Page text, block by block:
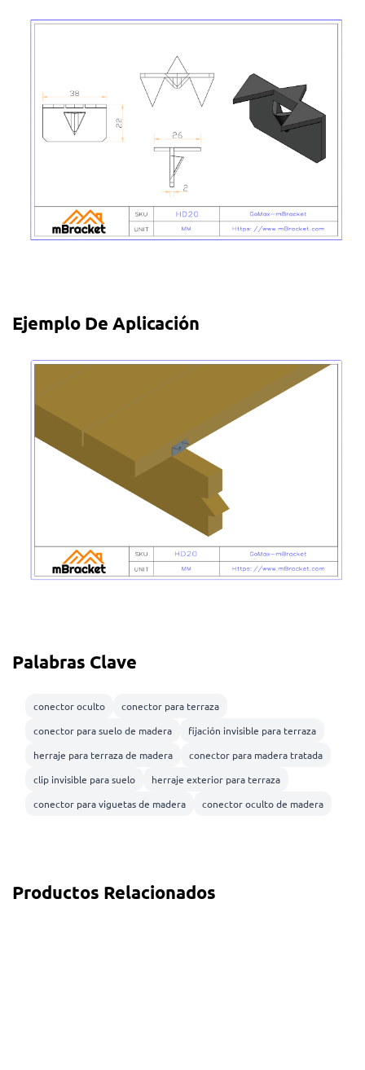
Ejemplo De Aplicación
Palabras Clave
conector oculto
conector para terraza
conector para suelo de madera
fijación invisible para terraza
herraje para terraza de madera
conector para madera tratada
clip invisible para suelo
herraje exterior para terraza
conector para viguetas de madera
conector oculto de madera
Productos Relacionados